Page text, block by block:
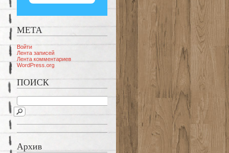
МЕТА
Войти
Лента записей
Лента комментариев
WordPress.org
ПОИСК
Архив